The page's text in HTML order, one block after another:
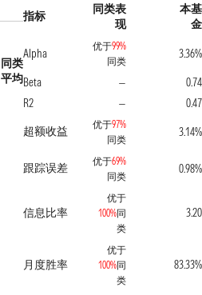
同类
平均
指标
同类表
现
本基
金
Alpha
优于99%
同类
3.36%
Beta
—
0.74
R2
—
0.47
超额收益
优于97%
同类
3.14%
跟踪误差 优于69%
同类
0.98%
信息比率
优于
100%同
类
3.20
月度胜率
优于
100%同
类
83.33%